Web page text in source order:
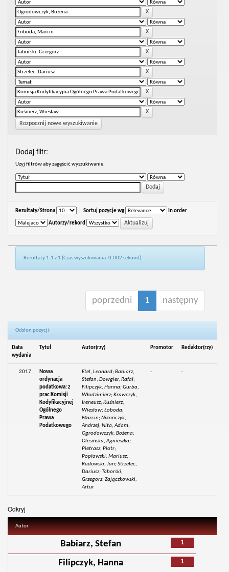
Rozpocznij nowe wyszukiwanie
Dodaj filtr:
Uzyj filtrów aby zagęścić wyszukiwanie.
Rezultaty/Strona Sortuj pozycje wg In order
Autorzy/rekord
Rezultaty 1-1 z 1 (Czas wyszukiwania: 0.002 sekund).
poprzedni 1 następny
Odsłon pozycji:
Data
wydania
Tytuł Autor(rzy) Promotor Redaktor(rzy)
2017
Nowa
ordynacja
podatkowa: z
prac Komisji
Kodyfikacyjnej
Ogólnego
Prawa
Podatkowego
Etel, Leonard; Babiarz,
Stefan; Dowgier, Rafał;
Filipczyk, Hanna; Gurba,
Włodzimierz; Krawczyk,
Ireneusz; Kuśnierz,
Wiesław; Łoboda,
Marcin; Nikończyk,
Andrzej; Nita, Adam;
Ogrodowczyk, Bożena;
Olesińska, Agnieszka;
Pietrasz, Piotr;
Popławski, Mariusz;
Rudowski, Jan; Strzelec,
Dariusz; Taborski,
Grzegorz; Zajączkowski,
Artur
- -
Odkryj
Autor
1
Babiarz, Stefan
1
Filipczyk, Hanna